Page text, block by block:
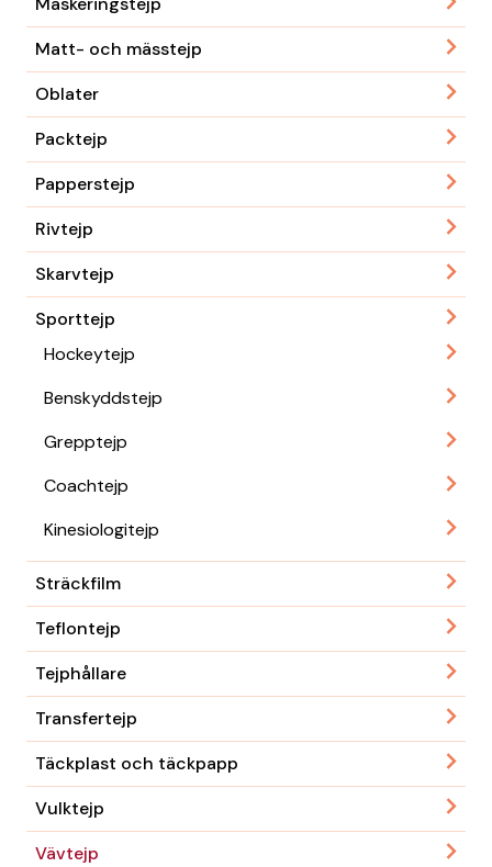
Matt- och mässtejp
Oblater
Packtejp
Papperstejp
Rivtejp
Skarvtejp
Sporttejp
Hockeytejp
Benskyddstejp
Grepptejp
Coachtejp
Kinesiologitejp
Sträckfilm
Teflontejp
Tejphållare
Transfertejp
Täckplast och täckpapp
Vulktejp
Vävtejp